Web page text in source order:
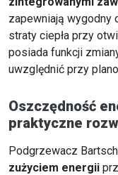
zapewniają wygodny
straty ciepła przy
posiada funkcji
uwzględnić przy
Oszczędność
praktyczne
Podgrzewacz
zużyciem energii